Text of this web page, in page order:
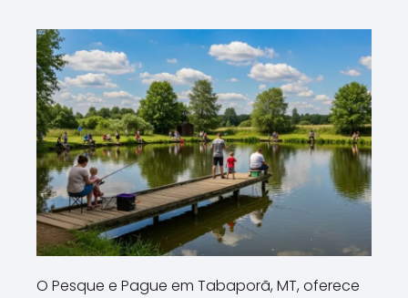
O Pesque e Pague em Tabaporã, MT, oferece